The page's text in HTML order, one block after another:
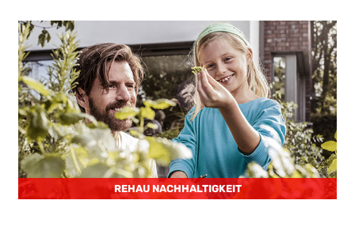
REHAU NACHHALTIGKEIT